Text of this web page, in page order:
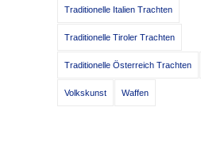
Traditionelle Italien Trachten
Traditionelle Tiroler Trachten
Traditionelle Österreich Trachten
Volkskunst Waffen